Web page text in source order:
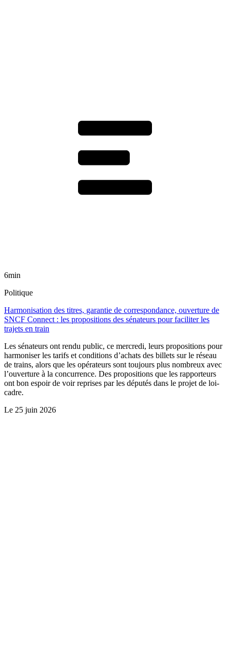
6min
Politique
Harmonisation des titres, garantie de correspondance, ouverture de
SNCF Connect : les propositions des sénateurs pour faciliter les
trajets en train
Les sénateurs ont rendu public, ce mercredi, leurs propositions pour
harmoniser les tarifs et conditions d’achats des billets sur le réseau
de trains, alors que les opérateurs sont toujours plus nombreux avec
l’ouverture à la concurrence. Des propositions que les rapporteurs
ont bon espoir de voir reprises par les députés dans le projet de loi-
cadre.
Le 25 juin 2026